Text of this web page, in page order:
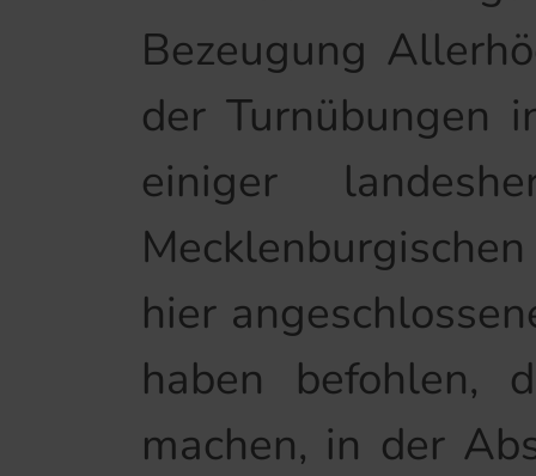
Bezeugung
der Turnübungen
einiger
hier
haben befohlen,
machen, in der